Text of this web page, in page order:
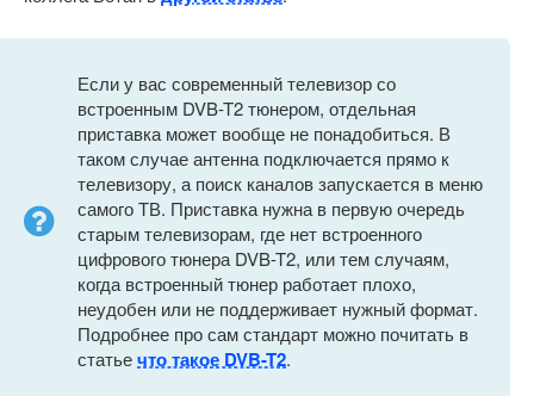
Если у вас современный телевизор со
встроенным DVB-T2 тюнером, отдельная
приставка может вообще не понадобиться. В
таком случае антенна подключается прямо к
телевизору, а поиск каналов запускается в меню
самого ТВ. Приставка нужна в первую очередь
старым телевизорам, где нет встроенного
цифрового тюнера DVB-T2, или тем случаям,
когда встроенный тюнер работает плохо,
неудобен или не поддерживает нужный формат.
Подробнее про сам стандарт можно почитать в
статьечто такое DVB-T2.